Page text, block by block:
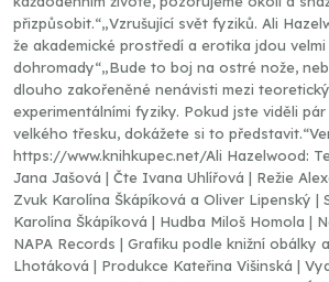
přizpůsobit.“„Vzrušující svět fyziků. Ali
že akademické prostředí a erotika jdou
dohromady“„Bude to boj na ostré nože,
dlouho zakořeněné nenávisti mezi
experimentálními fyziky. Pokud jste viděli
velkého třesku, dokážete si to
https://www.knihkupec.net/Ali Hazelwood:
Jana Jašová | Čte Ivana Uhlířová | Režie
Zvuk Karolína Škápíková a Oliver Lipenský |
Karolína Škápíková | Hudba Miloš Homola |
NAPA Records | Grafiku podle knižní obálky
Lhotáková | Produkce Kateřina Višinská |